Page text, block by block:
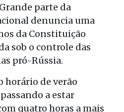
parte da
denuncia uma
da Constituição
sob o controle das
pró-Rússia.
horário de verão
a estar
quatro horas a mais